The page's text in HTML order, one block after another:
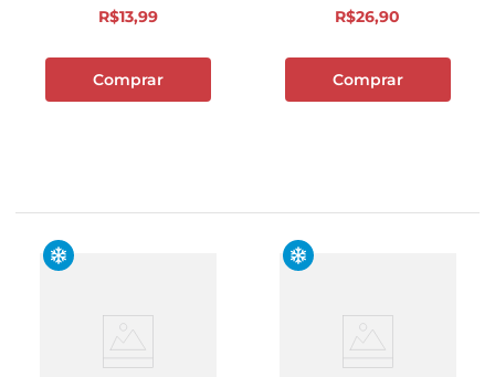
R$13,99
Comprar
R$26,90
Comprar